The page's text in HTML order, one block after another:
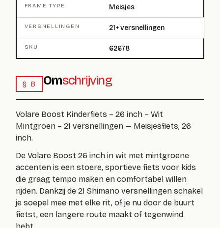
FRAME TYPE Meisjes
VERSNELLINGEN 21+ versnellingen
SKU 62678
§ B Omschrijving
Volare Boost Kinderfiets – 26 inch – Wit
Mintgroen – 21 versnellingen — Meisjesfiets, 26
inch.
De Volare Boost 26 inch in wit met mintgroene
accenten is een stoere, sportieve fiets voor kids
die graag tempo maken en comfortabel willen
rijden. Dankzij de 21 Shimano versnellingen schakel
je soepel mee met elke rit, of je nu door de buurt
fietst, een langere route maakt of tegenwind